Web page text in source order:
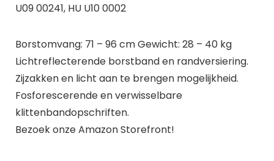
U09 00241, HU U10 0002
Borstomvang: 71 – 96 cm Gewicht: 28 – 40 kg
Lichtreflecterende borstband en randversiering.
Zijzakken en licht aan te brengen mogelijkheid.
Fosforescerende en verwisselbare
klittenbandopschriften.
Bezoek onze Amazon Storefront!